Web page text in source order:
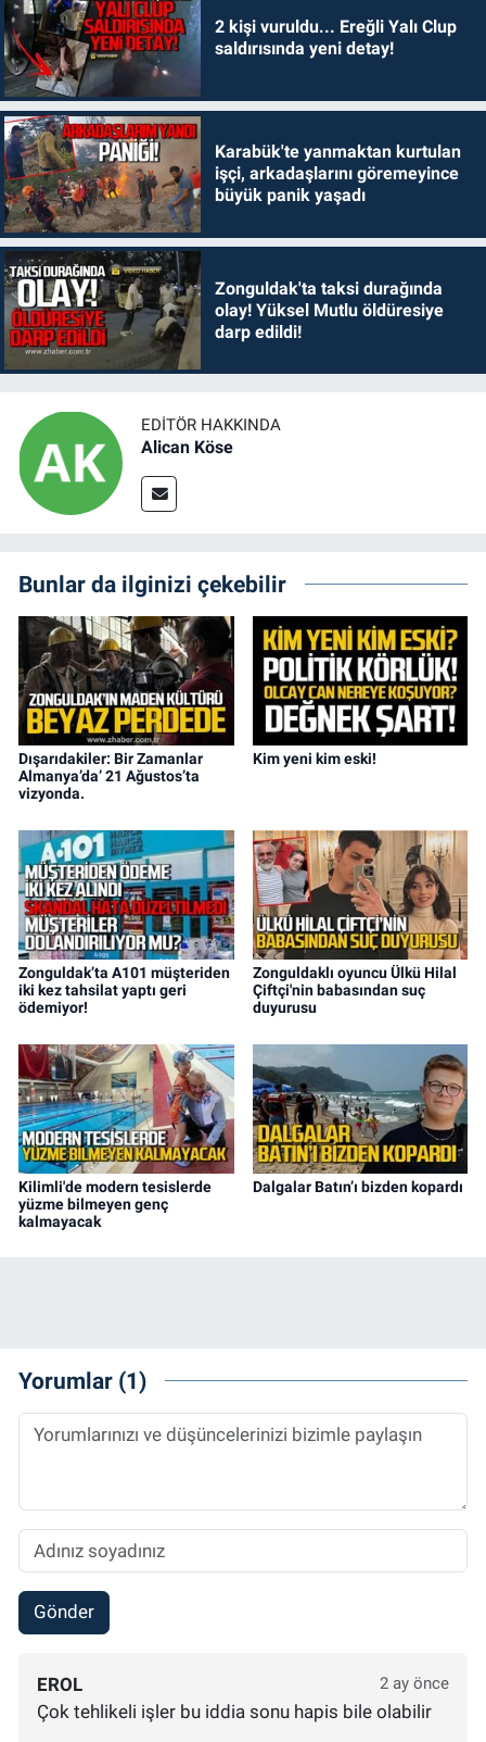
2 kişi vuruldu... Ereğli Yalı Clup
saldırısında yeni detay!
Karabük'te yanmaktan kurtulan
işçi, arkadaşlarını göremeyince
büyük panik yaşadı
Zonguldak'ta taksi durağında
olay! Yüksel Mutlu öldüresiye
darp edildi!
EDITÖR HAKKINDA
Alican Köse
Bunlar da ilginizi çekebilir
Dışarıdakiler: Bir Zamanlar
Almanya’da’ 21 Ağustos’ta
vizyonda.
Kim yeni kim eski!
Zonguldak’ta A101 müşteriden
iki kez tahsilat yaptı geri
ödemiyor!
Zonguldaklı oyuncu Ülkü Hilal
Çiftçi'nin babasından suç
duyurusu
Kilimli'de modern tesislerde
yüzme bilmeyen genç
kalmayacak
Dalgalar Batın’ı bizden kopardı
Yorumlar (1)
Gönder
EROL 2 ay önce
Çok tehlikeli işler bu iddia sonu hapis bile olabilir